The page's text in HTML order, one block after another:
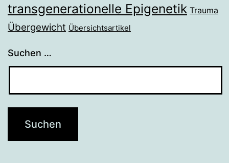
transgenerationelle Epigenetik Trauma
Übergewicht Übersichtsartikel
Suchen …